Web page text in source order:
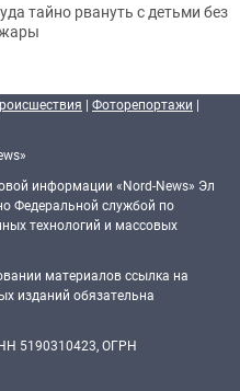
тайно рвануть с детьми без
жары
| Фоторепортажи |
информации «Nord-News» Эл
Федеральной службой по
технологий и массовых
материалов ссылка на
изданий обязательна
5190310423, ОГРН